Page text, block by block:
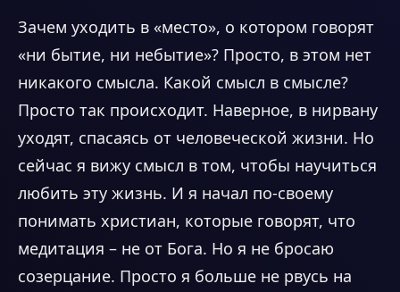
Зачем уходить в «место», о котором говорят
«ни бытие, ни небытие»? Просто, в этом нет
никакого смысла. Какой смысл в смысле?
Просто так происходит. Наверное, в нирвану
уходят, спасаясь от человеческой жизни. Но
сейчас я вижу смысл в том, чтобы научиться
любить эту жизнь. И я начал по-своему
понимать христиан, которые говорят, что
медитация – не от Бога. Но я не бросаю
созерцание. Просто я больше не рвусь на